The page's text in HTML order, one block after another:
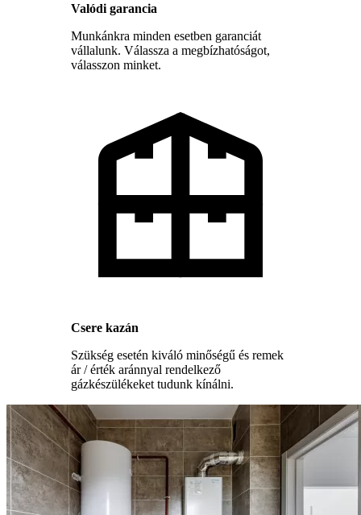
Valódi garancia
Munkánkra minden esetben garanciát
vállalunk. Válassza a megbízhatóságot,
válasszon minket.
Csere kazán
Szükség esetén kiváló minőségű és remek
ár / érték aránnyal rendelkező
gázkészülékeket tudunk kínálni.